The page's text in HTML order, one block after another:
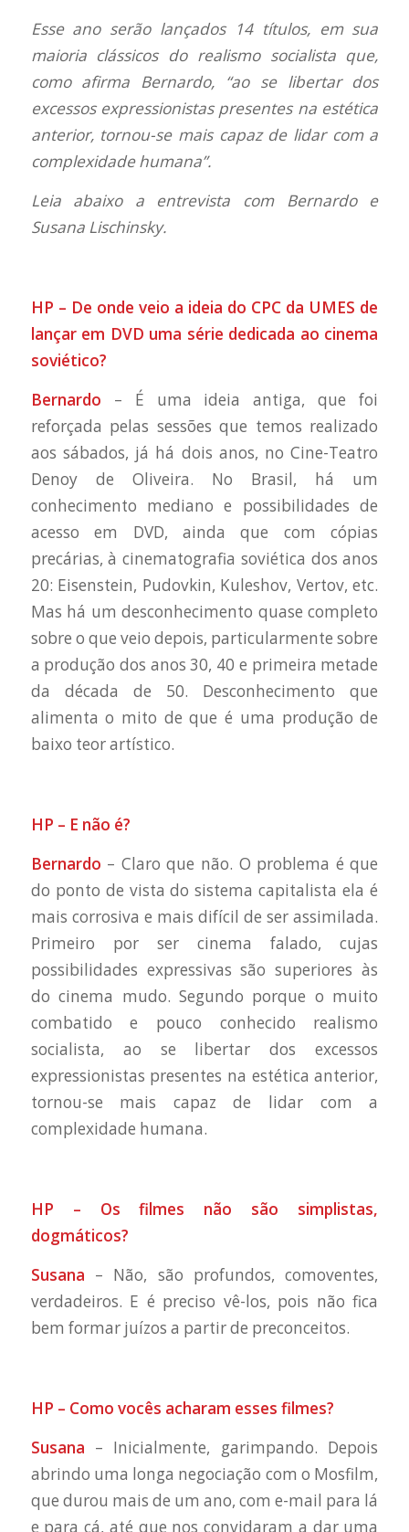
Esse ano serão lançados 14 títulos, em sua
maioria clássicos do realismo socialista que,
como afirma Bernardo, “ao se libertar dos
excessos expressionistas presentes na estética
anterior, tornou-se mais capaz de lidar com a
complexidade humana”.
Leia abaixo a entrevista com Bernardo e
Susana Lischinsky.
HP – De onde veio a ideia do CPC da UMES de
lançar em DVD uma série dedicada ao cinema
soviético?
Bernardo – É uma ideia antiga, que foi
reforçada pelas sessões que temos realizado
aos sábados, já há dois anos, no Cine-Teatro
Denoy de Oliveira. No Brasil, há um
conhecimento mediano e possibilidades de
acesso em DVD, ainda que com cópias
precárias, à cinematografia soviética dos anos
20: Eisenstein, Pudovkin, Kuleshov, Vertov, etc.
Mas há um desconhecimento quase completo
sobre o que veio depois, particularmente sobre
a produção dos anos 30, 40 e primeira metade
da década de 50. Desconhecimento que
alimenta o mito de que é uma produção de
baixo teor artístico.
HP – E não é?
Bernardo – Claro que não. O problema é que
do ponto de vista do sistema capitalista ela é
mais corrosiva e mais difícil de ser assimilada.
Primeiro por ser cinema falado, cujas
possibilidades expressivas são superiores às
do cinema mudo. Segundo porque o muito
combatido e pouco conhecido realismo
socialista, ao se libertar dos excessos
expressionistas presentes na estética anterior,
tornou-se mais capaz de lidar com a
complexidade humana.
HP – Os filmes não são simplistas,
dogmáticos?
Susana – Não, são profundos, comoventes,
verdadeiros. E é preciso vê-los, pois não fica
bem formar juízos a partir de preconceitos.
HP – Como vocês acharam esses filmes?
Susana – Inicialmente, garimpando. Depois
abrindo uma longa negociação com o Mosfilm,
que durou mais de um ano, com e-mail para lá
e para cá, até que nos convidaram a dar uma